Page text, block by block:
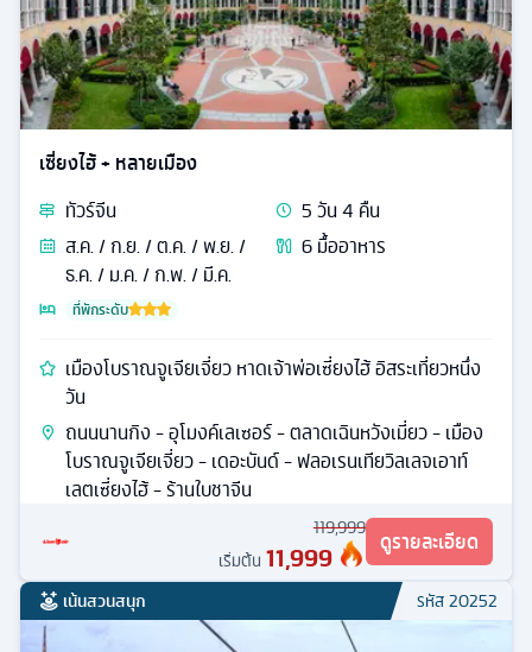
เซี่ยงไฮ้ + หลายเมือง
ทัวร์จีน 5วัน4 คืน
ส.ค. / ก.ย. / ต.ค. / พ.ย. /
ธ.ค. / ม.ค. / ก.พ. / มี.ค.
6มื้ออาหาร
ที่พักระดับ
เมืองโบราณจูเจียเจี่ยว หาดเจ้าพ่อเซี่ยงไฮ้ อิสระเที่ยวหนึ่ง
วัน
ถนนนานกิง - อุโมงค์เลเซอร์ - ตลาดเฉินหวังเมี่ยว - เมือง
โบราณจูเจียเจี่ยว - เดอะบันด์ - ฟลอเรนเทียวิลเลจเอาท์
เลตเซี่ยงไฮ้ - ร้านใบชาจีน
119,999
เริ่มต้น 11,999 ดูรายละเอียด
เน้นสวนสนุก รหัส20252